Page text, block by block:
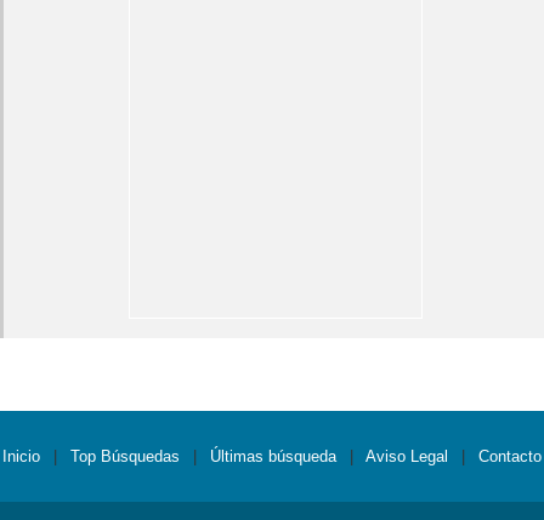
Inicio Top Búsquedas Últimas búsqueda Aviso Legal Contacto